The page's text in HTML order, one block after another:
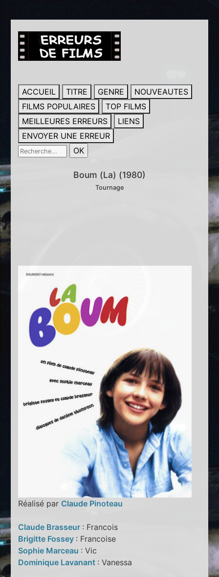
ACCUEIL TITRE GENRE
NOUVEAUTES
FILMS POPULAIRES
TOP FILMS
MEILLEURES ERREURS
LIENS
ENVOYER UNE ERREUR
Boum (La) (1980)
Tournage
Réalisé par Claude Pinoteau
Claude Brasseur : Francois
Brigitte Fossey : Francoise
Sophie Marceau : Vic
Dominique Lavanant : Vanessa